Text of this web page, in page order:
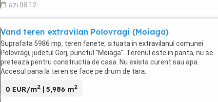
azi 08:12
Vand teren extravilan Polovragi (Moiaga)
Suprafata 5986 mp, teren fanete, situata in extravilanul comunei
Polovragi, judetul Gorj, punctul "Moiaga". Terenul este in panta, nu se
preteaza pentru constructia de casa. Nu exista curent sau apa.
Accesul pana la teren se face pe drum de tara.
0 EUR/m2 | 5,986 m2